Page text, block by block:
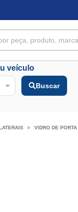
veículo
Buscar
VIDRO DE PORTA